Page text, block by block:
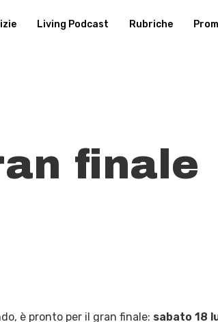
Living Podcast Rubriche
finale
è pronto per il gran finale: sabato 18